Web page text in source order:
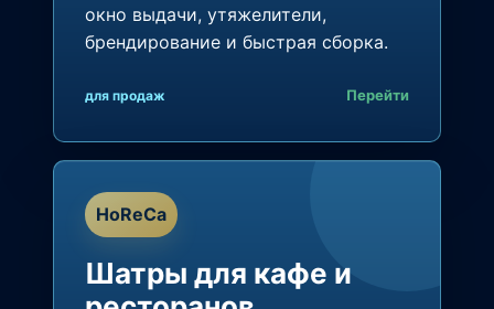
окно выдачи, утяжелители,
брендирование и быстрая сборка.
для продаж Перейти
HoReCa
Шатры для кафе и